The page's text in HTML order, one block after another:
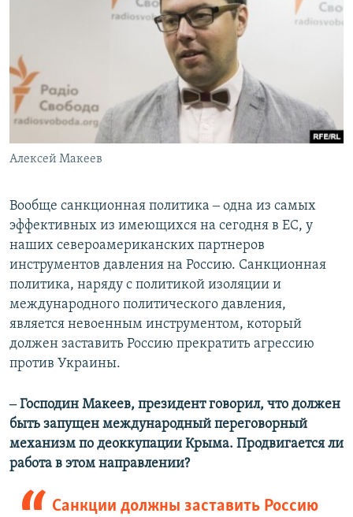
Алексей Макеев
Вообще санкционная политика ‒ одна из самых
эффективных из имеющихся на сегодня в ЕС, у
наших североамериканских партнеров
инструментов давления на Россию. Санкционная
политика, наряду с политикой изоляции и
международного политического давления,
является невоенным инструментом, который
должен заставить Россию прекратить агрессию
против Украины.
‒ Господин Макеев, президент говорил, что должен
быть запущен международный переговорный
механизм по деоккупации Крыма. Продвигается ли
работа в этом направлении?
Санкции должны заставить Россию